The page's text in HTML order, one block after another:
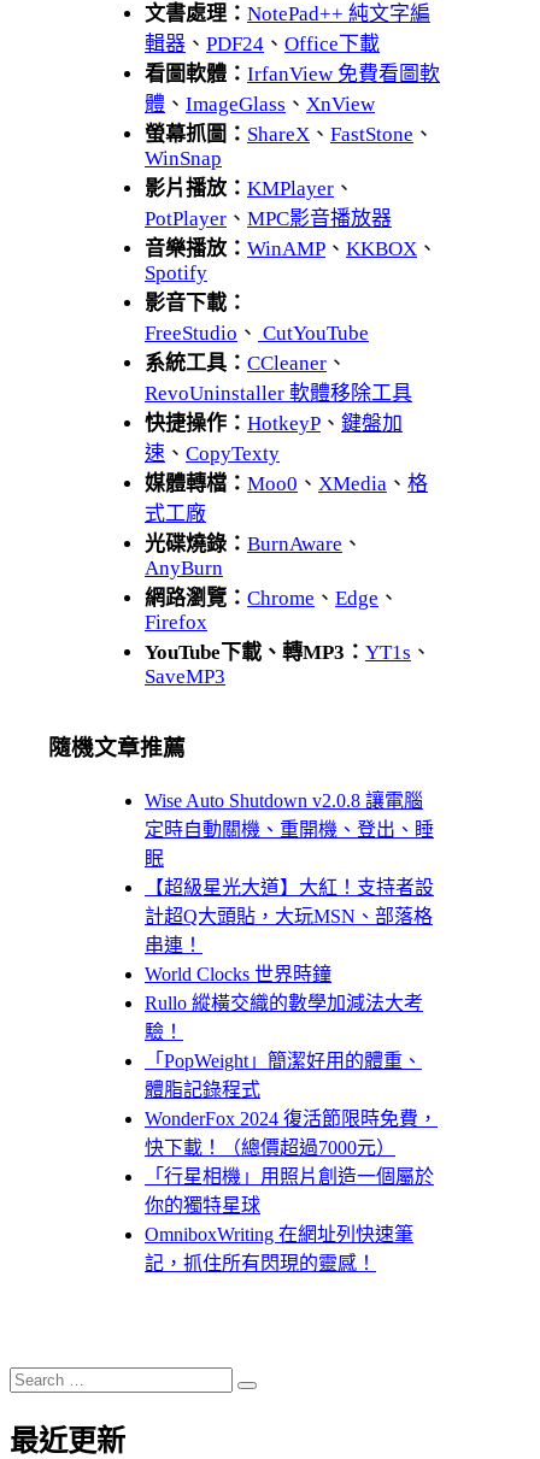
文書處理： NotePad++ 純文字編
輯器 、 PDF24 、 Office下載
看圖軟體： IrfanView 免費看圖軟
體 、 ImageGlass 、 XnView
螢幕抓圖： ShareX 、 FastStone 、
WinSnap
影片播放： KMPlayer 、
PotPlayer 、 MPC影音播放器
音樂播放： WinAMP 、 KKBOX 、
Spotify
影音下載：
FreeStudio 、 CutYouTube
系統工具： CCleaner 、
RevoUninstaller 軟體移除工具
快捷操作： HotkeyP 、 鍵盤加
速 、 CopyTexty
媒體轉檔： Moo0 、 XMedia 、 格
式工廠
光碟燒錄： BurnAware 、
AnyBurn
網路瀏覽： Chrome 、 Edge 、
Firefox
YouTube下載、轉MP3： YT1s 、
SaveMP3
隨機文章推薦
Wise Auto Shutdown v2.0.8 讓電腦
定時自動關機、重開機、登出、睡
眠
【超級星光大道】大紅！支持者設
計超Q大頭貼，大玩MSN、部落格
串連！
World Clocks 世界時鐘
Rullo 縱橫交織的數學加減法大考
驗！
「PopWeight」簡潔好用的體重、
體脂記錄程式
WonderFox 2024 復活節限時免費，
快下載！（總價超過7000元）
「行星相機」用照片創造一個屬於
你的獨特星球
OmniboxWriting 在網址列快速筆
記，抓住所有閃現的靈感！
Search
for:
Search
最近更新